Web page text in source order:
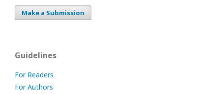
Make a Submission
Guidelines
For Readers
For Authors